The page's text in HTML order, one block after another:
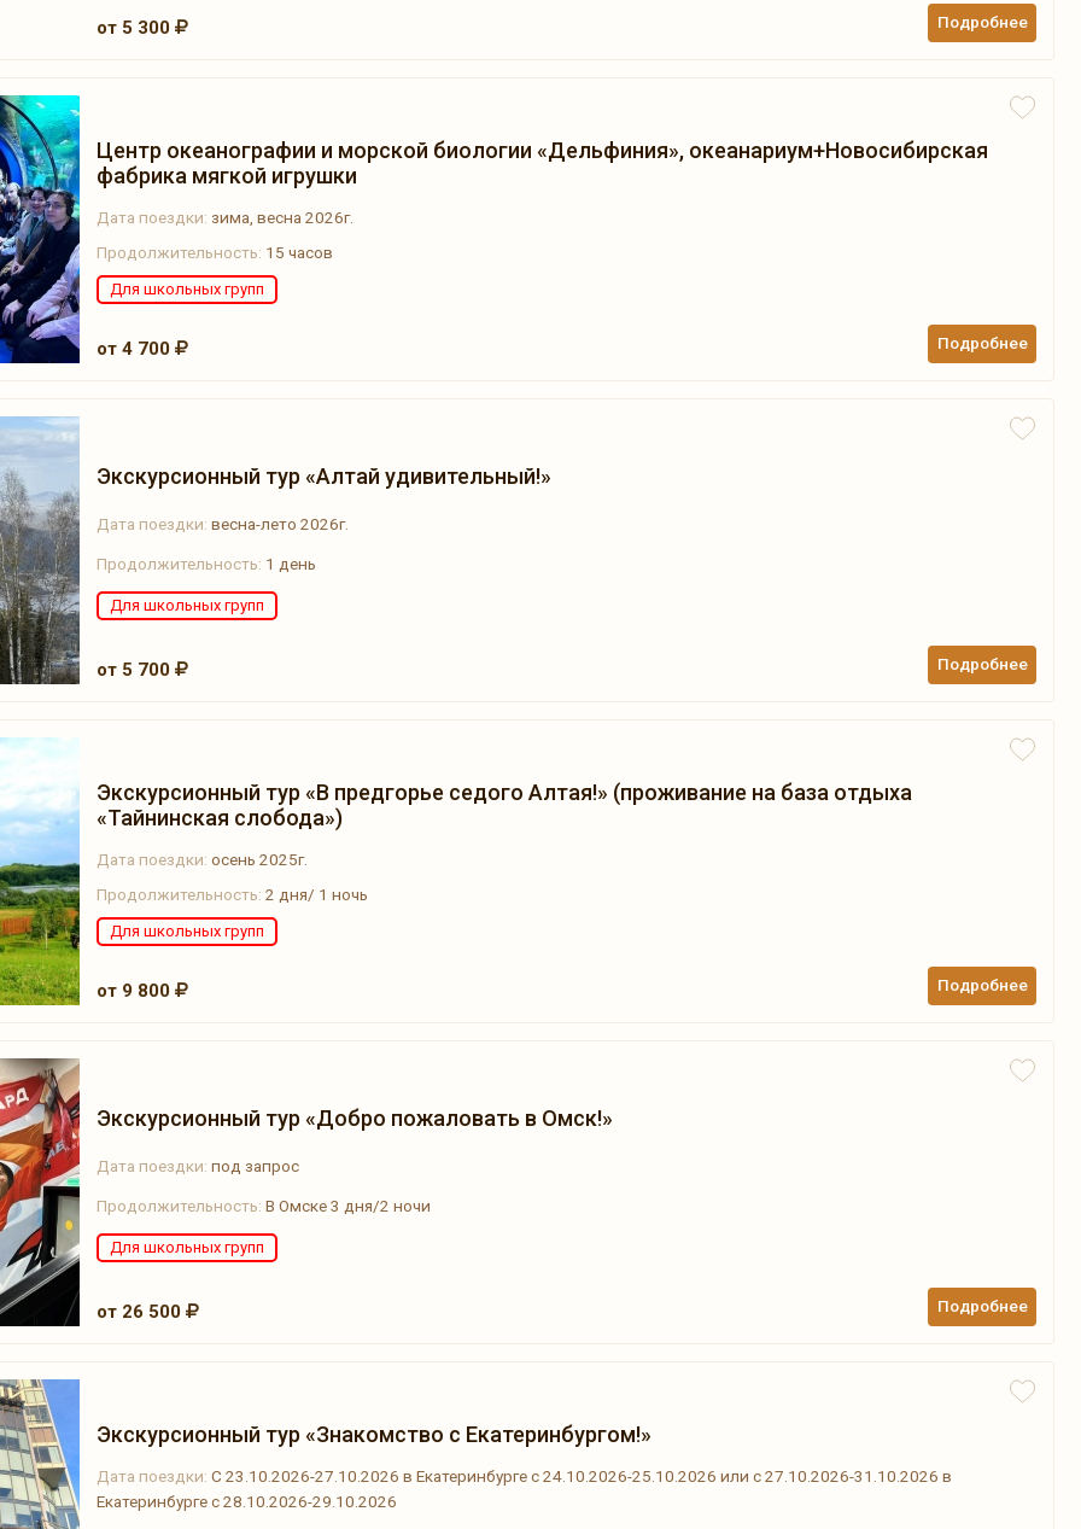
от 5 300 Подробнее
Центр океанографии и морской биологии «Дельфиния», океанариум+Новосибирская
фабрика мягкой игрушки
Дата поездки: зима, весна 2026г.
Продолжительность: 15 часов
Для школьных групп
от 4 700 Подробнее
Экскурсионный тур «Алтай удивительный!»
Дата поездки: весна-лето 2026г.
Продолжительность: 1 день
Для школьных групп
от 5 700 Подробнее
Экскурсионный тур «В предгорье седого Алтая!» (проживание на база отдыха
«Тайнинская слобода»)
Дата поездки: осень 2025г.
Продолжительность: 2 дня/ 1 ночь
Для школьных групп
от 9 800 Подробнее
Экскурсионный тур «Добро пожаловать в Омск!»
Дата поездки: под запрос
Продолжительность: В Омске 3 дня/2 ночи
Для школьных групп
от 26 500 Подробнее
Экскурсионный тур «Знакомство с Екатеринбургом!»
Дата поездки: С 23.10.2026-27.10.2026 в Екатеринбурге с 24.10.2026-25.10.2026 или с 27.10.2026-31.10.2026 в
Екатеринбурге с 28.10.2026-29.10.2026